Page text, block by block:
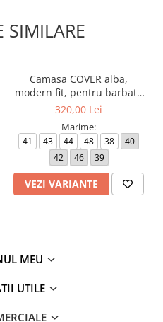
SIMILARE
Camasa COVER alba,
modern fit, pentru barbati,
100% bumbac, maneca
Eterna
320,00 Lei
Marime:
41 43 44 48 38
40
42
46 39
VEZI VARIANTE
MEU
UTILE